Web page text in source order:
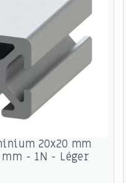
20x20 mm
- 1N - Léger